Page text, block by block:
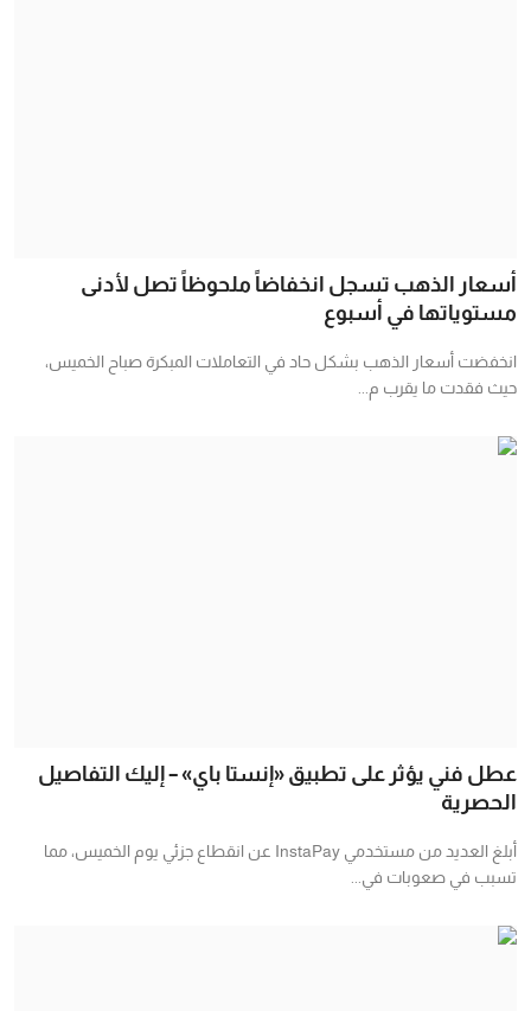
أسعار الذهب تسجل انخفاضاً ملحوظاً تصل لأدنى
مستوياتها في أسبوع
انخفضت أسعار الذهب بشكل حاد في التعاملات المبكرة صباح الخميس،
حيث فقدت ما يقرب م...
عطل فني يؤثر على تطبيق «إنستا باي» – إليك التفاصيل
الحصرية
أبلغ العديد من مستخدمي InstaPay عن انقطاع جزئي يوم الخميس، مما
تسبب في صعوبات في...